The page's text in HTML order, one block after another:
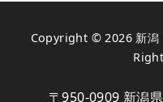
Copyright © 2026 新潟
〒950-0909 新潟